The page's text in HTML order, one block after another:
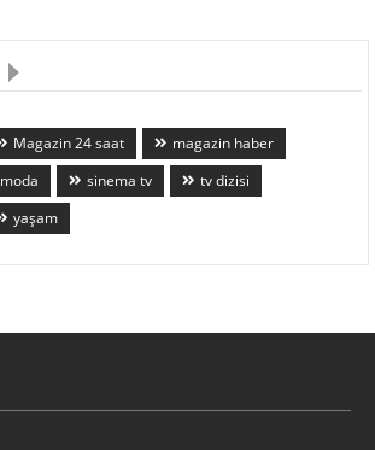
Magazin 24 saat
magazin haber
moda sinema tv
tv dizisi
yaşam